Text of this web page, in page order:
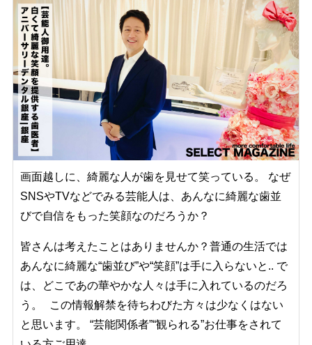
画面越しに、綺麗な人が歯を見せて笑っている。 なぜ
SNSやTVなどでみる芸能人は、あんなに綺麗な歯並
びで自信をもった笑顔なのだろうか？
皆さんは考えたことはありませんか？普通の生活では
あんなに綺麗な“歯並び”や“笑顔”は手に入らないと.. で
は、どこであの華やかな人々は手に入れているのだろ
う。 この情報解禁を待ちわびた方々は少なくはない
と思います。 “芸能関係者”“観られる”お仕事をされて